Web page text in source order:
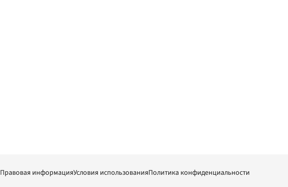
Правовая информацияУсловия использованияПолитика конфиденциальности